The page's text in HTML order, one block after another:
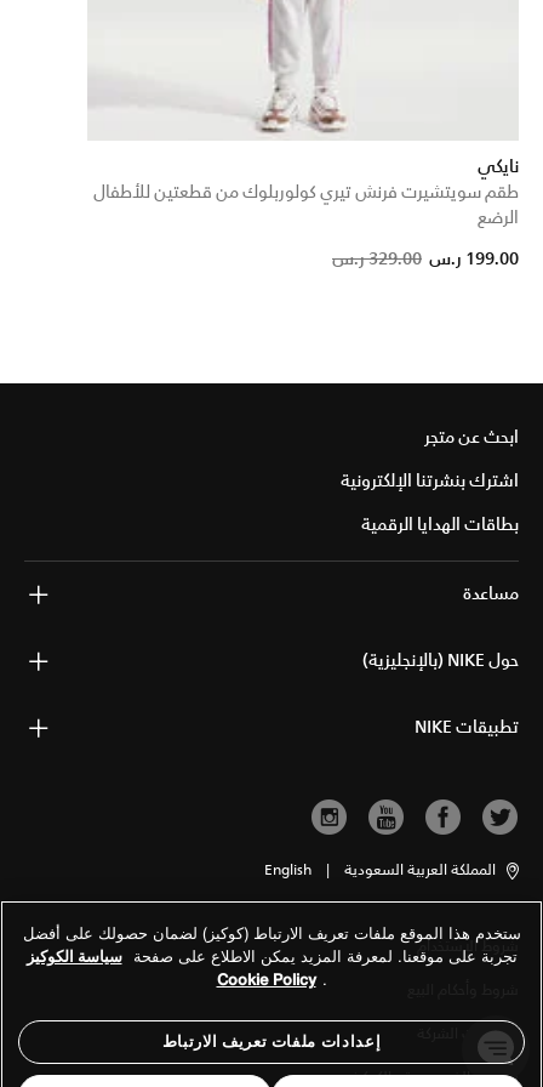
نايكي
طقم سويتشيرت فرنش تيري كولوربلوك من قطعتين للأطفال
الرضع
Price reduced from
329.00 ر.س 199.00 ر.س
ابحث عن متجر
اشترك بنشرتنا الإلكترونية
بطاقات الهدايا الرقمية
مساعدة
حول NIKE (بالإنجليزية)
تطبيقات NIKE
المملكة العربية السعودية |
English
شروط الاستخدام
معلومات الشركة
سياسة الخصوصية والكوكيز
ستخدم هذا الموقع ملفات تعريف الارتباط (كوكيز) لضمان حصولك على أفضل
تجربة على موقعنا. لمعرفة المزيد يمكن الاطلاع على صفحة سياسة الكوكيز
.
Cookie Policy
إعدادات ملفات تعريف الارتباط